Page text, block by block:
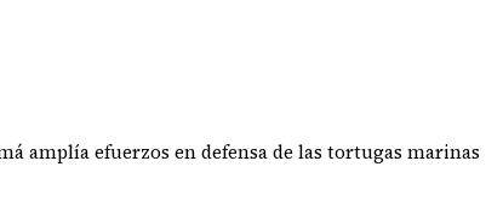
efuerzos en defensa de las tortugas marinas